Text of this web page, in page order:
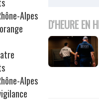
Alpes
Alpes
D'HEURE EN